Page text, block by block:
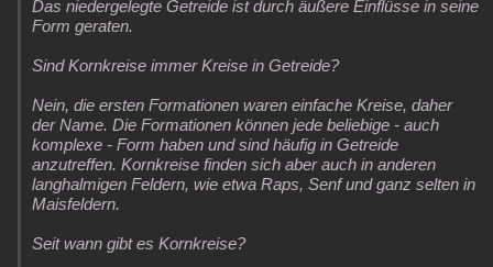
Das niedergelegte Getreide ist durch äußere Einflüsse in seine
Form geraten.
Sind Kornkreise immer Kreise in Getreide?
Nein, die ersten Formationen waren einfache Kreise, daher
der Name. Die Formationen können jede beliebige - auch
komplexe - Form haben und sind häufig in Getreide
anzutreffen. Kornkreise finden sich aber auch in anderen
langhalmigen Feldern, wie etwa Raps, Senf und ganz selten in
Maisfeldern.
Seit wann gibt es Kornkreise?